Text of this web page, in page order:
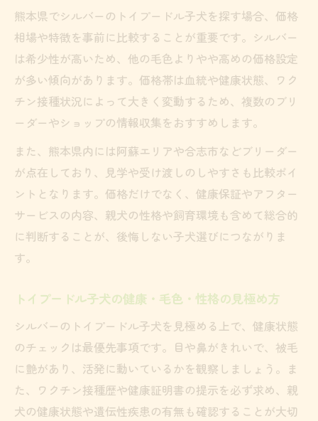
熊本県でシルバーのトイプードル子犬を探す場合、価格
相場や特徴を事前に比較することが重要です。シルバー
は希少性が高いため、他の毛色よりやや高めの価格設定
が多い傾向があります。価格帯は血統や健康状態、ワク
チン接種状況によって大きく変動するため、複数のブリ
ーダーやショップの情報収集をおすすめします。
また、熊本県内には阿蘇エリアや合志市などブリーダー
が点在しており、見学や受け渡しのしやすさも比較ポイ
ントとなります。価格だけでなく、健康保証やアフター
サービスの内容、親犬の性格や飼育環境も含めて総合的
に判断することが、後悔しない子犬選びにつながりま
す。
トイプードル子犬の健康・毛色・性格の見極め方
シルバーのトイプードル子犬を見極める上で、健康状態
のチェックは最優先事項です。目や鼻がきれいで、被毛
に艶があり、活発に動いているかを観察しましょう。ま
た、ワクチン接種歴や健康証明書の提示を必ず求め、親
犬の健康状態や遺伝性疾患の有無も確認することが大切